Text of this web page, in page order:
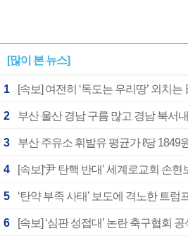
[많이 본 뉴스]
1
2
3 부산 주유소 휘발유 평균가 ℓ당 1849
4 [속보]‘尹 탄핵 반대’ 세계로교회 손
5
6